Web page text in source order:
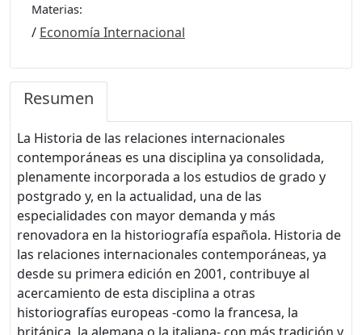
Materias:
/ Economía Internacional
Resumen
La Historia de las relaciones internacionales
contemporáneas es una disciplina ya consolidada,
plenamente incorporada a los estudios de grado y
postgrado y, en la actualidad, una de las
especialidades con mayor demanda y más
renovadora en la historiografía española. Historia de
las relaciones internacionales contemporáneas, ya
desde su primera edición en 2001, contribuye al
acercamiento de esta disciplina a otras
historiografías europeas -como la francesa, la